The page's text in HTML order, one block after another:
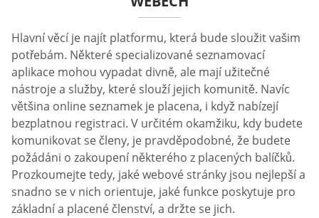
Hlavní věcí je najít platformu, která bude sloužit vašim
potřebám. Některé specializované seznamovací
aplikace mohou vypadat divně, ale mají užitečné
nástroje a služby, které slouží jejich komunitě. Navíc
většina online seznamek je placena, i když nabízejí
bezplatnou registraci. V určitém okamžiku, kdy budete
komunikovat se členy, je pravděpodobné, že budete
požádáni o zakoupení některého z placených balíčků.
Prozkoumejte tedy, jaké webové stránky jsou nejlepší a
snadno se v nich orientuje, jaké funkce poskytuje pro
základní a placené členství, a držte se jich.